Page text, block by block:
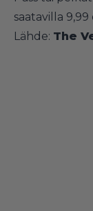
saatavilla
Lähde: The